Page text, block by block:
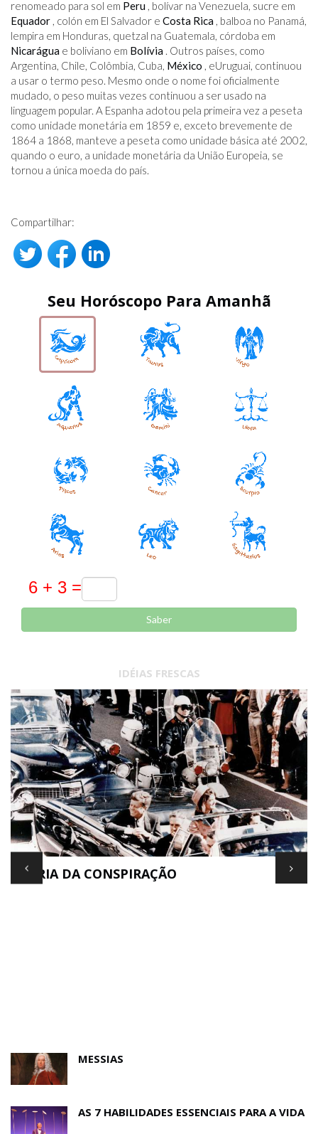
renomeado para sol em Peru , bolívar na Venezuela, sucre em
Equador , colón em El Salvador e Costa Rica , balboa no Panamá,
lempira em Honduras, quetzal na Guatemala, córdoba em
Nicarágua e boliviano em Bolívia . Outros países, como
Argentina, Chile, Colômbia, Cuba, México , eUruguai, continuou
a usar o termo peso. Mesmo onde o nome foi oficialmente
mudado, o peso muitas vezes continuou a ser usado na
linguagem popular. A Espanha adotou pela primeira vez a peseta
como unidade monetária em 1859 e, exceto brevemente de
1864 a 1868, manteve a peseta como unidade básica até 2002,
quando o euro, a unidade monetária da União Europeia, se
tornou a única moeda do país.
Compartilhar:
Seu Horóscopo Para Amanhã
Saber
IDÉIAS FRESCAS
TEORIA DA CONSPIRAÇÃO
MESSIAS
AS 7 HABILIDADES ESSENCIAIS PARA A VIDA